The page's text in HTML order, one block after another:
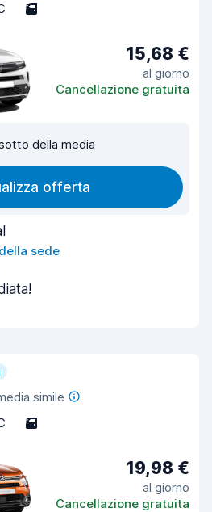
5
15,68 €
al giorno
Cancellazione gratuita
della media
offerta
sede
simile
5
19,98 €
al giorno
Cancellazione gratuita